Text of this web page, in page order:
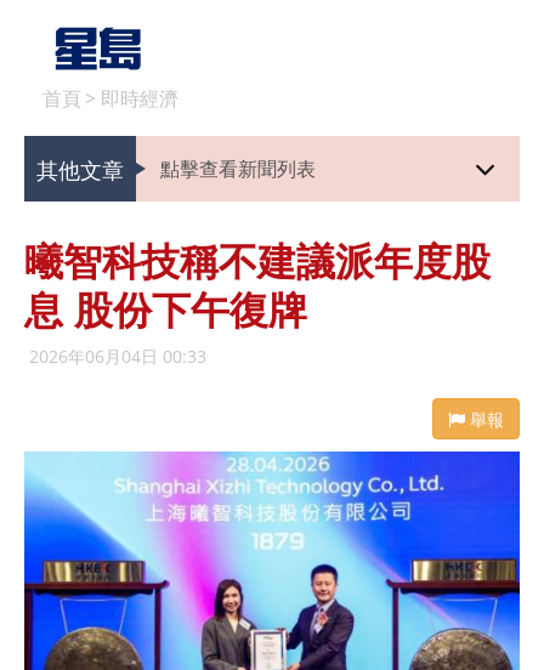
首頁 > 即時經濟
其他文章 點擊查看新聞列表
曦智科技稱不建議派年度股
息 股份下午復牌
2026年06月04日 00:33
舉報